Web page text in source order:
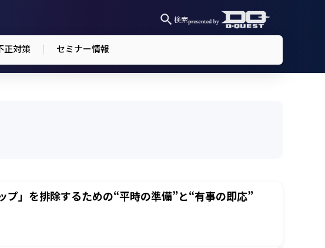
検索
正対策 セミナー情報
プ」を排除するための“平時の準備”と“有事の即応”